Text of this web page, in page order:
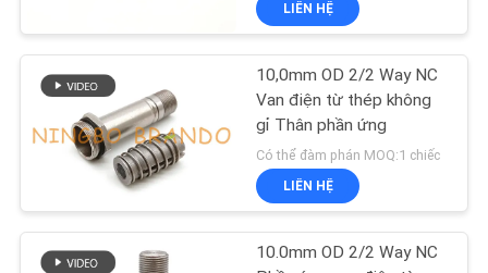
YÊU
CẦU
ĐẶT
GIÁ
COMPANY
NEWS
Phần ứng van điện
từ
495
1184
LIÊN HỆ
10,0mm OD 2/2 Way NC
Van điện từ thép không
gỉ Thân phần ứng
Có thể đàm phán MOQ:1 chiếc
LIÊN HỆ
10.0mm OD 2/2 Way NC